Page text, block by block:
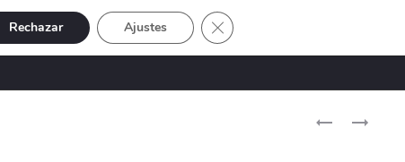
OFERTAS Buscar
MEDUSA
RAMA
Rechazar Ajustes Cerrar el banner de cookies